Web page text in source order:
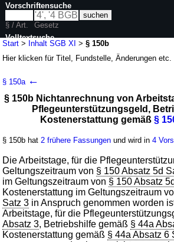
Start > Inhalt SGB XI >§ 150b
Hier klicken fürTitel, Fundstelle, Änderungen etc.
(XI) - Soziale
Artikel 1 G.v. 26.05.1994BGBl. I S. 1014, 1015;
Artikel 2c G. v. 24.07.2026BGBl. 2026 I Nr. 228
Geltung ab 01.06.1994; FNA: 860-11
wird in 683 Vorschriften zitiert
Sechzehntes Kapitel Überleitungs-
Dritter Abschnitt Maßnahmen zur
der pflegerischen Versorgung
neuartige Coronavirus SARS-CoV-
Pandemie
§ 150a ←
§ 150b Nichtanrechnung von
Pflegeunterstützungsgeld,
Kostenerstattung gemäß §
§ 150b hat 2 frühere Fassungen und wird in4
Die Arbeitstage, für die
Geltungszeitraum von § 150 Absatz 5d
im Geltungszeitraum von § 150 Absatz
Kostenerstattung im Geltungszeitraum
Satz 3 in Anspruch genommen worden
Arbeitstage, für die
Absatz 3, Betriebshilfe gemäß § 44a
Kostenerstattung gemäß § 44a Absatz 6
Vorschriftensuche
§ / Art.
Gesetz
Volltextsuche
nur in SGB XI